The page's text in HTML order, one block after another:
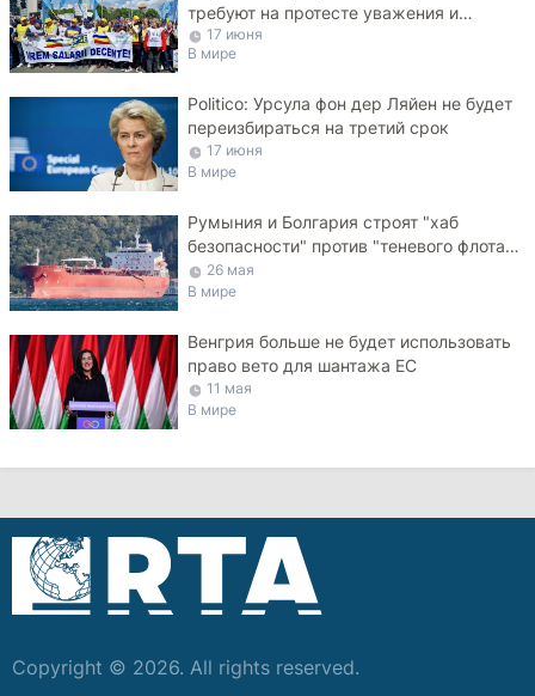
требуют на протесте уважения и
достойных зарплат
17 июня
В мире
Politico: Урсула фон дер Ляйен не будет
переизбираться на третий срок
17 июня
В мире
Румыния и Болгария строят "хаб
безопасности" против "теневого флота"
РФ в Черном море
26 мая
В мире
Венгрия больше не будет использовать
право вето для шантажа ЕС
11 мая
В мире
Copyright © 2026. All rights reserved.